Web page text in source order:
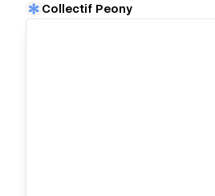
Collectif Peony